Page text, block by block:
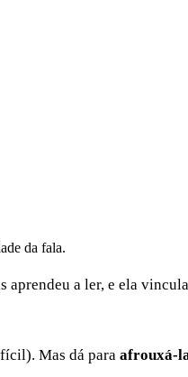
da fala.
aprendeu a ler, e ela
Mas dá para afrouxá-